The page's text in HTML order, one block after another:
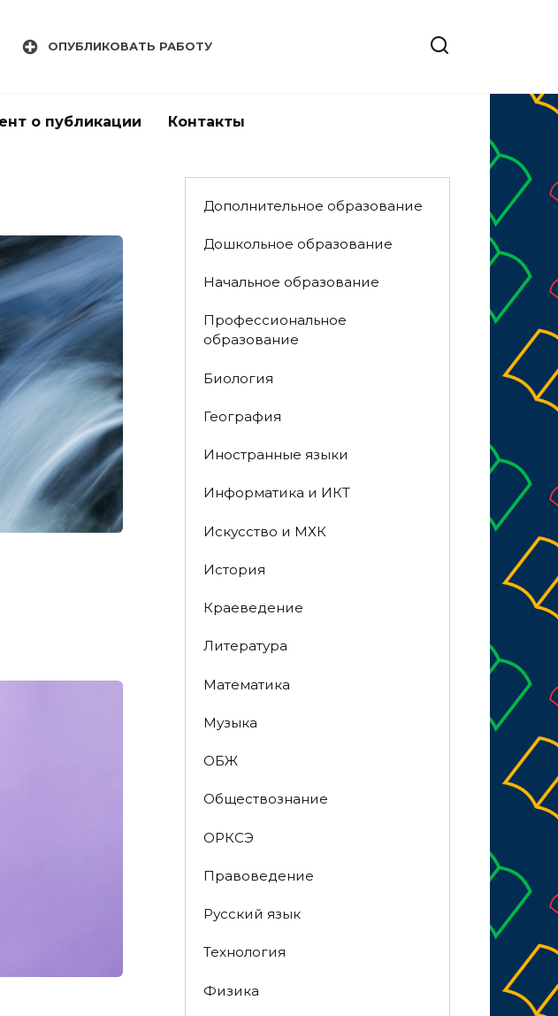
ОПУБЛИКОВАТЬ РАБОТУ
о публикации Контакты
Дополнительное образование
Дошкольное образование
Начальное образование
Профессиональное
образование
Биология
География
Иностранные языки
Информатика и ИКТ
Искусство и МХК
История
Краеведение
Литература
Математика
Музыка
ОБЖ
Обществознание
ОРКСЭ
Правоведение
Русский язык
Технология
Физика